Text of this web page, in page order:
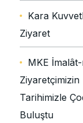
Kara
Ziyaret
MKE
Ziyaretçimizin
Tarihimizle
Buluştu